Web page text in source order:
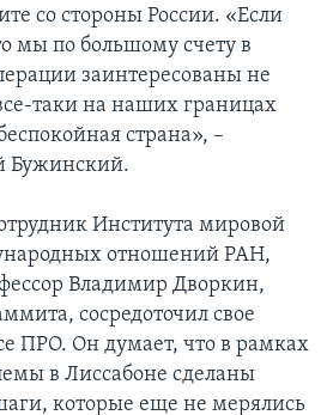
со стороны России. «Если
мы по большому счету в
заинтересованы не
таки на наших границах
страна», –
Бужинский.
Института мировой
отношений РАН,
Владимир Дворкин,
сосредоточил свое
ПРО. Он думает, что в рамках
в Лиссабоне сделаны
которые еще не мерялись